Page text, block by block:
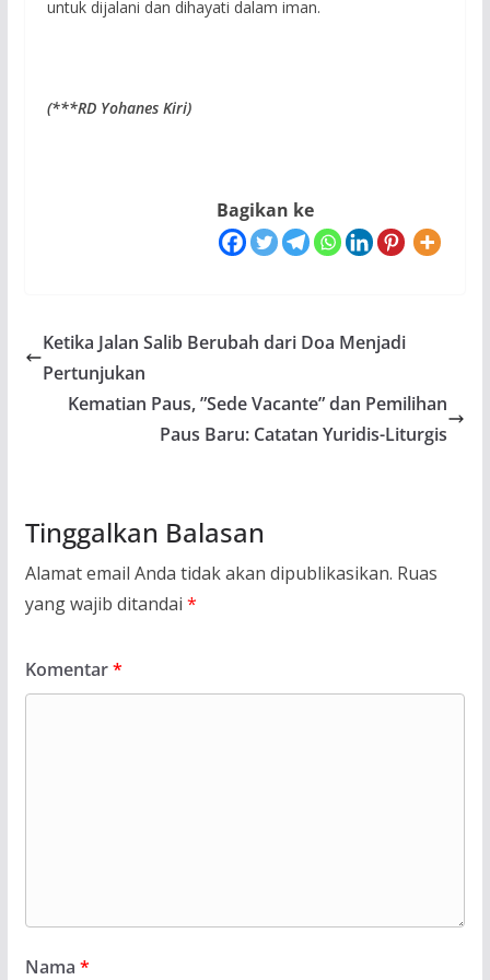
untuk dijalani dan dihayati dalam iman.
(***RD Yohanes Kiri)
Bagikan ke
Ketika Jalan Salib Berubah dari Doa Menjadi
Pertunjukan
Kematian Paus, ”Sede Vacante” dan Pemilihan
Paus Baru: Catatan Yuridis-Liturgis
Tinggalkan Balasan
Alamat email Anda tidak akan dipublikasikan. Ruas
yang wajib ditandai *
Komentar*
Nama *